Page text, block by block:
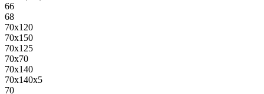
66
68
70х120
70х150
70х125
70х70
70х140
70х140х5
70